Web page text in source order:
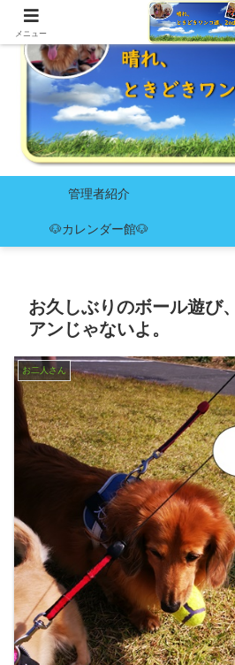
管理者紹介
🐶カレンダー館🐶
お久しぶりのボール遊び
アンじゃないよ。
お二人さん
メニュー